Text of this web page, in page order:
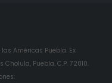
Américas Puebla. Ex
Puebla. C.P. 72810.